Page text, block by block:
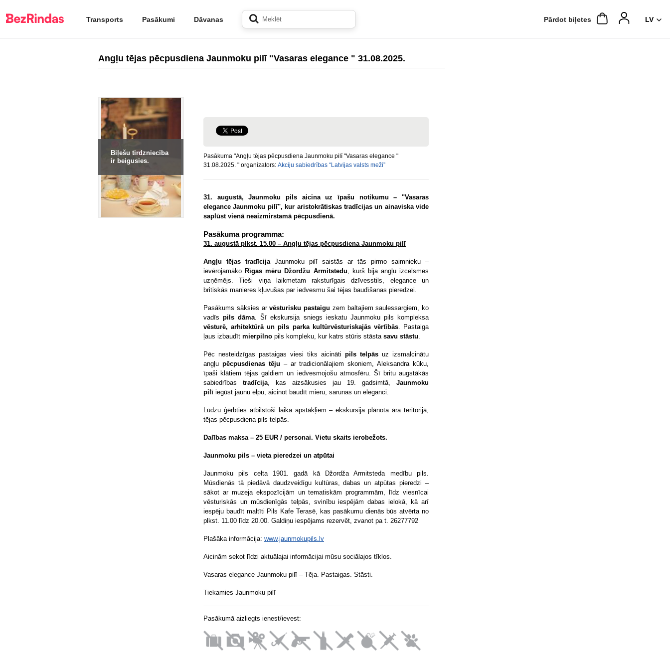
Transports Pasākumi Dāvanas Pārdot biļetes
Angļu tējas pēcpusdiena Jaunmoku pilī "Vasaras elegance " 31.08.2025.
Biļešu tirdzniecība
ir beigusies.
Pasākuma "Angļu tējas pēcpusdiena Jaunmoku pilī "Vasaras elegance "
31.08.2025. " organizators: Akciju sabiedrības “Latvijas valsts meži”
31. augustā, Jaunmoku pils aicina uz īpašu notikumu – "Vasaras
elegance Jaunmoku pilī", kur aristokrātiskas tradīcijas un ainaviska vide
saplūst vienā neaizmirstamā pēcpusdienā.
Pasākuma programma:
31. augustā plkst. 15.00 – Angļu tējas pēcpusdiena Jaunmoku pilī
Angļu tējas tradīcijaJaunmoku pilī saistās ar tās pirmo saimnieku –
ievērojamāko Rīgas mēru Džordžu Armitstedu, kurš bija angļu izcelsmes
uzņēmējs. Tieši viņa laikmetam raksturīgais dzīvesstils, elegance un
britiskās manieres kļuvušas par iedvesmu šai tējas baudīšanas pieredzei.
Pasākums sāksies arvēsturisku pastaigu zem baltajiem saulessargiem, ko
vadīspils dāma. Šī ekskursija sniegs ieskatu Jaunmoku pils kompleksa
vēsturē, arhitektūrā un pils parka kultūrvēsturiskajās vērtībās. Pastaiga
ļaus izbaudīt mierpilno pils kompleku, kur katrs stūris stāsta savu stāstu.
Pēc nesteidzīgas pastaigas viesi tiks aicināti pils telpās uz izsmalcinātu
angļu pēcpusdienas tēju – ar tradicionālajiem skoniem, Aleksandra kūku,
īpaši klātiem tējas galdiem un iedvesmojošu atmosfēru. Šī britu augstākās
sabiedrības tradīcija, kas aizsākusies jau 19. gadsimtā, Jaunmoku
pilī iegūst jaunu elpu, aicinot baudīt mieru, sarunas un eleganci.
Lūdzu ģērbties atbilstoši laika apstākļiem – ekskursija plānota āra teritorijā,
tējas pēcpusdiena pils telpās.
Dalības maksa – 25 EUR / personai. Vietu skaits ierobežots.
Jaunmoku pils – vieta pieredzei un atpūtai
Jaunmoku pils celta 1901. gadā kā Džordža Armitsteda medību pils.
Mūsdienās tā piedāvā daudzveidīgu kultūras, dabas un atpūtas pieredzi –
sākot ar muzeja ekspozīcijām un tematiskām programmām, līdz viesnīcai
vēsturiskās un mūsdienīgās telpās, svinību iespējām dabas ielokā, kā arī
iespēju baudīt maltīti Pils Kafe Terasē, kas pasākumu dienās būs atvērta no
plkst. 11.00 līdz 20.00. Galdiņu iespējams rezervēt, zvanot pa t. 26277792
Plašāka informācija: www.jaunmokupils.lv
Aicinām sekot līdzi aktuālajai informācijai mūsu sociālajos tīklos.
Vasaras elegance Jaunmoku pilī – Tēja. Pastaigas. Stāsti.
Tiekamies Jaunmoku pilī
Pasākumā aizliegts ienest/ievest: